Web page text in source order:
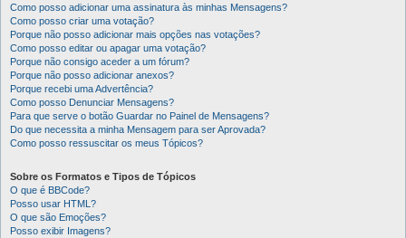
Como posso adicionar uma assinatura às minhas Mensagens?
Como posso criar uma votação?
Porque não posso adicionar mais opções nas votações?
Como posso editar ou apagar uma votação?
Porque não consigo aceder a um fórum?
Porque não posso adicionar anexos?
Porque recebi uma Advertência?
Como posso Denunciar Mensagens?
Para que serve o botão Guardar no Painel de Mensagens?
Do que necessita a minha Mensagem para ser Aprovada?
Como posso ressuscitar os meus Tópicos?
Sobre os Formatos e Tipos de Tópicos
O que é BBCode?
Posso usar HTML?
O que são Emoções?
Posso exibir Imagens?